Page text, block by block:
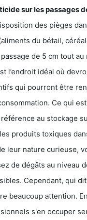
sur les passages
des pièges
du bétail,
de 5 cm tout
l’endroit idéal où
qui pourront être
Ce qui
au stockage
produits toxiques
leur nature curieuse,
de dégâts au niveau
Cependant, qui
beaucoup attention.
s'en occuper